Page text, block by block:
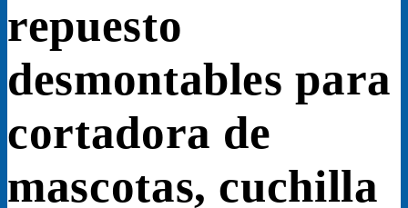
repuesto
desmontables para
cortadora de
mascotas, cuchilla